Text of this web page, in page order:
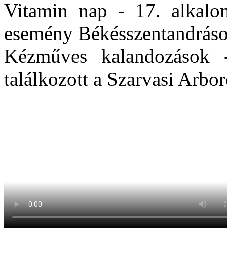
Vitamin nap - 17.
esemény
Kézműves
találkozott a Szarvasi